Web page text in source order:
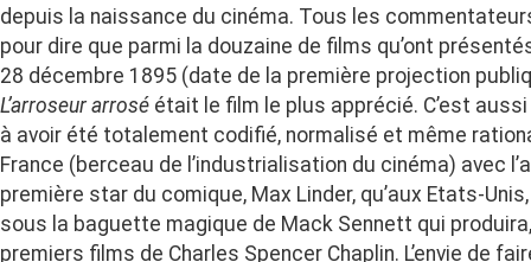
depuis la naissance du cinéma. Tous les
pour dire que parmi la douzaine de films qu’ont
28 décembre 1895 (date de la première projection
L’arroseur arrosé était le film le plus apprécié. C’est
à avoir été totalement codifié, normalisé et même
France (berceau de l’industrialisation du cinéma) avec
première star du comique, Max Linder, qu’aux Etats-
sous la baguette magique de Mack Sennett qui
premiers films de Charles Spencer Chaplin. L’envie de